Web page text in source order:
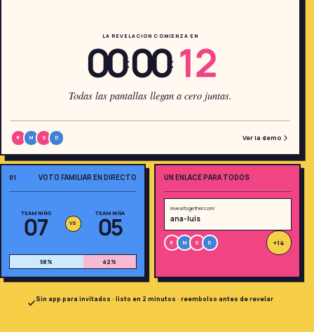
🇺🇸 EN 🇫🇷 FR 🇪🇸
01 VOTO FAMILIAR EN DIRECTO
TEAM NIÑO
07 VS
TEAM NIÑA
05
58% 42%
imagina a toda tu familia
LA REVELACIÓN COMIENZA EN
00:00: 12
Todas las pantallas llegan a cero juntas.
R M S D Ver la demo
UN ENLACE PARA TODOS
revealtogether.com/
ana-luis
R M S D +14
Sin app para invitados · listo en 2 minutos · reembolso antes de revelar